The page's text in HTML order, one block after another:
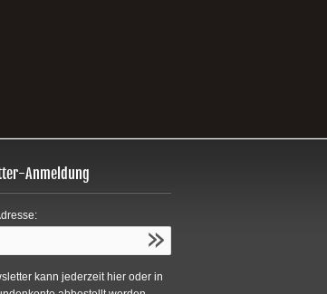
Anmeldung
kann jederzeit hier oder in